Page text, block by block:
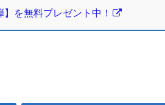
を無料プレゼント中！